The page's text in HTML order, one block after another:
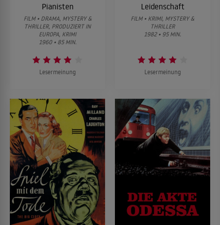
Pianisten
FILM • DRAMA, MYSTERY &
THRILLER, PRODUZIERT IN
EUROPA, KRIMI
1960 • 85 MIN.
Lesermeinung
Leidenschaft
FILM • KRIMI, MYSTERY &
THRILLER
1982 • 95 MIN.
Lesermeinung